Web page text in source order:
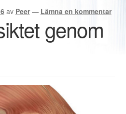
av Peer — Lämna en kommentar
genom